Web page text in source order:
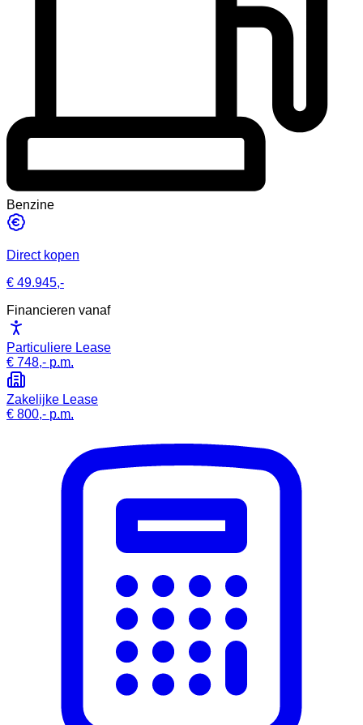
Benzine
Direct kopen
€ 49.945,-
Financieren vanaf
Particuliere Lease
€ 748,- p.m.
Zakelijke Lease
€ 800,- p.m.